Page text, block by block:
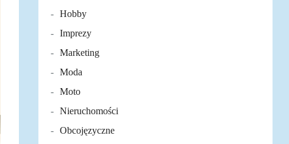
Hobby
Imprezy
Marketing
Moda
Moto
Nieruchomości
Obcojęzyczne